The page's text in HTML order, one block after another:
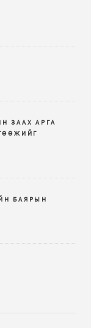
ЗААХ АРГА
БАЯРЫН